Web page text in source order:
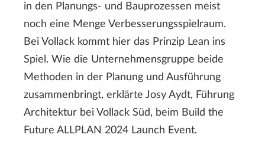
in den Planungs- und Bauprozessen meist
noch eine Menge Verbesserungsspielraum.
Bei Vollack kommt hier das Prinzip Lean ins
Spiel. Wie die Unternehmensgruppe beide
Methoden in der Planung und Ausführung
zusammenbringt, erklärte Josy Aydt, Führung
Architektur bei Vollack Süd, beim Build the
Future ALLPLAN 2024 Launch Event.